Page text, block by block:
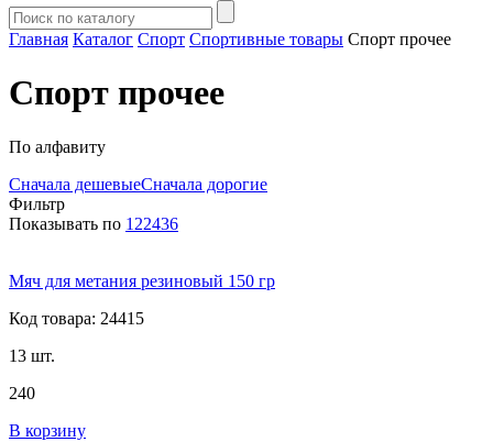
Главная Каталог Спорт Спортивные товары Спорт прочее
Спорт прочее
По алфавиту
Сначала дешевыеСначала дорогие
Фильтр
Показывать по 122436
Мяч для метания резиновый 150 гр
Код товара: 24415
13 шт.
240
В корзину